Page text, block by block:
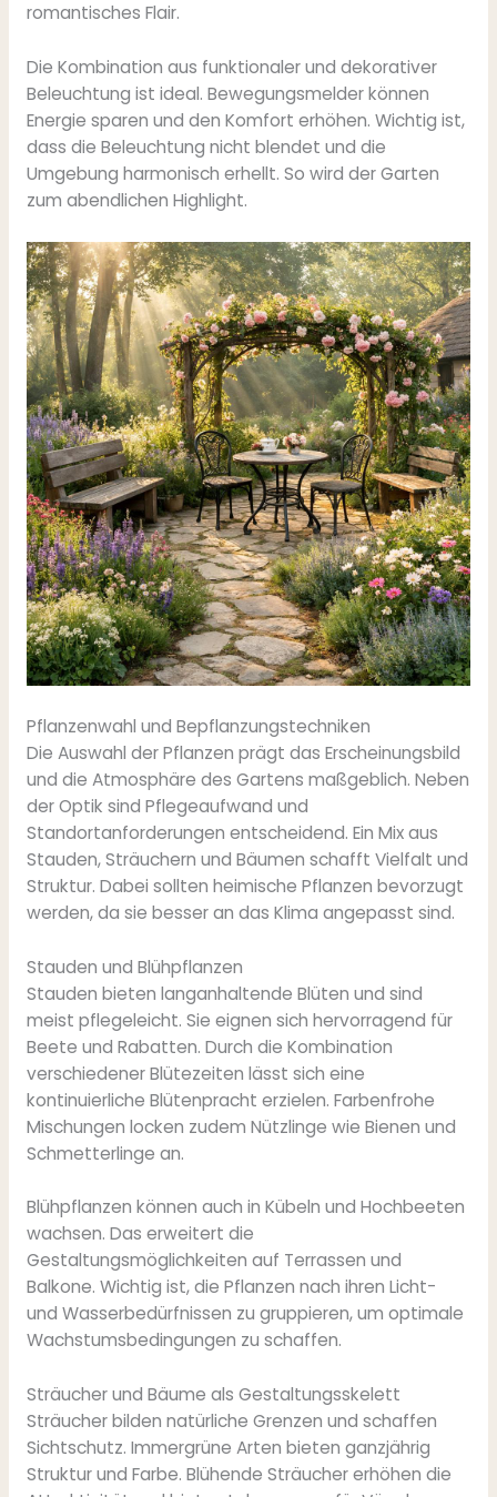
romantisches Flair.
Die Kombination aus funktionaler und dekorativer
Beleuchtung ist ideal. Bewegungsmelder können
Energie sparen und den Komfort erhöhen. Wichtig ist,
dass die Beleuchtung nicht blendet und die
Umgebung harmonisch erhellt. So wird der Garten
zum abendlichen Highlight.
Pflanzenwahl und Bepflanzungstechniken
Die Auswahl der Pflanzen prägt das Erscheinungsbild
und die Atmosphäre des Gartens maßgeblich. Neben
der Optik sind Pflegeaufwand und
Standortanforderungen entscheidend. Ein Mix aus
Stauden, Sträuchern und Bäumen schafft Vielfalt und
Struktur. Dabei sollten heimische Pflanzen bevorzugt
werden, da sie besser an das Klima angepasst sind.
Stauden und Blühpflanzen
Stauden bieten langanhaltende Blüten und sind
meist pflegeleicht. Sie eignen sich hervorragend für
Beete und Rabatten. Durch die Kombination
verschiedener Blütezeiten lässt sich eine
kontinuierliche Blütenpracht erzielen. Farbenfrohe
Mischungen locken zudem Nützlinge wie Bienen und
Schmetterlinge an.
Blühpflanzen können auch in Kübeln und Hochbeeten
wachsen. Das erweitert die
Gestaltungsmöglichkeiten auf Terrassen und
Balkone. Wichtig ist, die Pflanzen nach ihren Licht-
und Wasserbedürfnissen zu gruppieren, um optimale
Wachstumsbedingungen zu schaffen.
Sträucher und Bäume als Gestaltungsskelett
Sträucher bilden natürliche Grenzen und schaffen
Sichtschutz. Immergrüne Arten bieten ganzjährig
Struktur und Farbe. Blühende Sträucher erhöhen die